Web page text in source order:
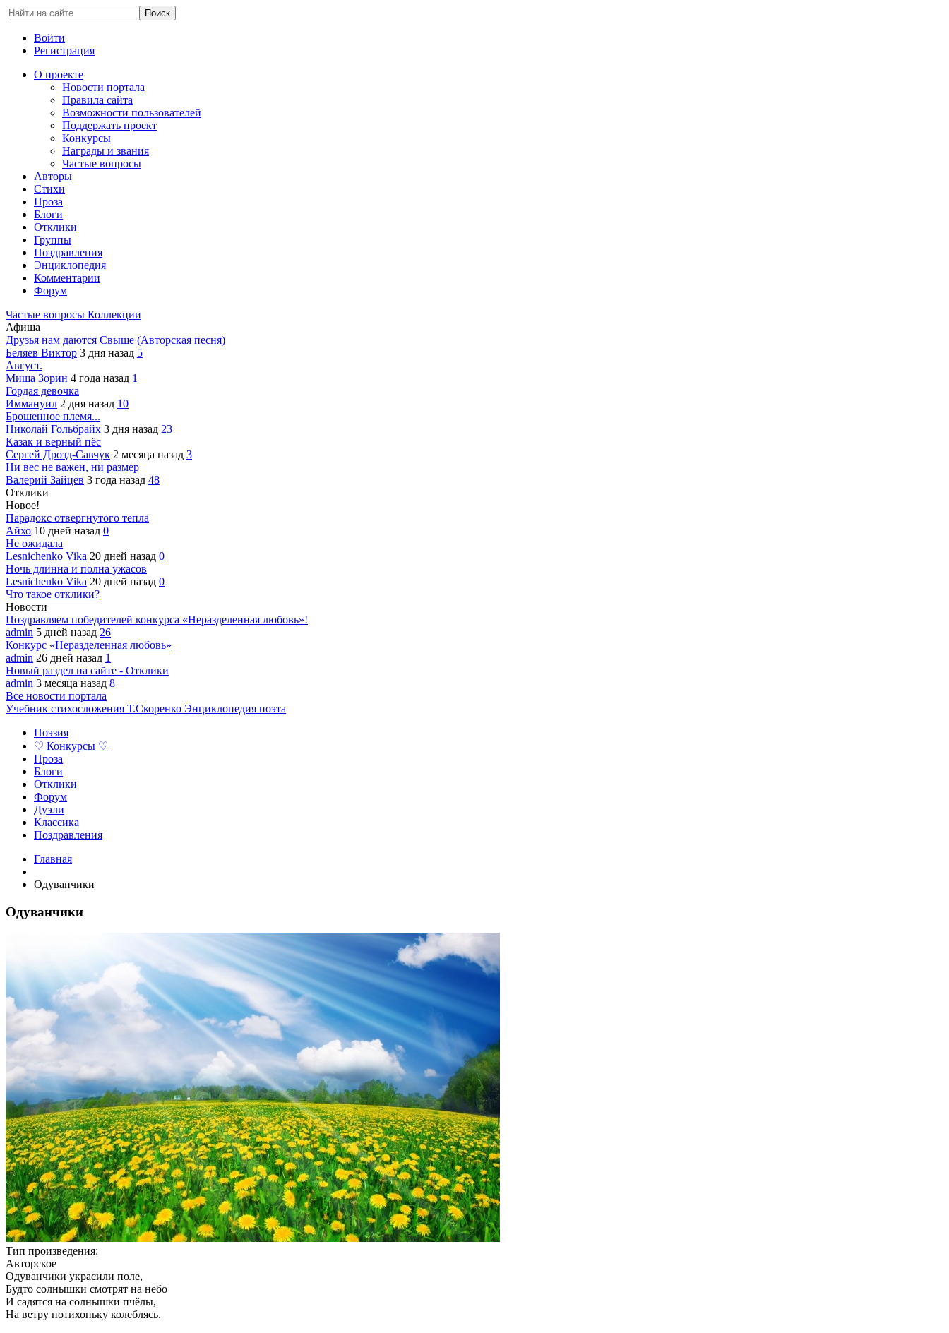
Войти
Регистрация
О проекте
Новости портала
Правила сайта
Возможности пользователей
Поддержать проект
Конкурсы
Награды и звания
Частые вопросы
Авторы
Стихи
Проза
Блоги
Отклики
Группы
Поздравления
Энциклопедия
Комментарии
Форум
Частые вопросы Коллекции
Афиша
Друзья нам даются Свыше (Авторская песня)
Беляев Виктор 3 дня назад 5
Август.
Миша Зорин 4 года назад 1
Гордая девочка
Иммануил 2 дня назад 10
Брошенное племя...
Николай Гольбрайх 3 дня назад 23
Казак и верный пёс
Сергей Дрозд-Савчук 2 месяца назад 3
Ни вес не важен, ни размер
Валерий Зайцев 3 года назад 48
Отклики
Новое!
Парадокс отвергнутого тепла
Айхо 10 дней назад 0
Не ожидала
Lesnichenko Vika 20 дней назад 0
Ночь длинна и полна ужасов
Lesnichenko Vika 20 дней назад 0
Что такое отклики?
Новости
Поздравляем победителей конкурса «Неразделенная любовь»!
admin 5 дней назад 26
Конкурс «Неразделенная любовь»
admin 26 дней назад 1
Новый раздел на сайте - Отклики
admin 3 месяца назад 8
Все новости портала
Учебник стихосложения Т.Скоренко Энциклопедия поэта
Поэзия
♡ Конкурсы ♡
Проза
Блоги
Отклики
Форум
Дуэли
Классика
Поздравления
Главная
Одуванчики
Одуванчики
Тип произведения:
Авторское
Одуванчики украсили поле,
Будто солнышки смотрят на небо
И садятся на солнышки пчёлы,
На ветру потихоньку колеблясь.